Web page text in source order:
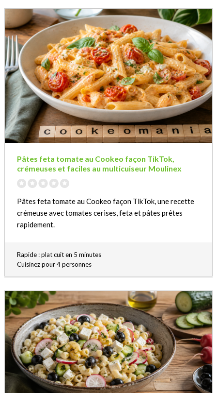
Pâtes feta tomate au Cookeo façon TikTok,
crémeuses et faciles au multicuiseur Moulinex
Pâtes feta tomate au Cookeo façon TikTok, une recette
crémeuse avec tomates cerises, feta et pâtes prêtes
rapidement.
Rapide : plat cuit en 5 minutes
Cuisinez pour 4 personnes